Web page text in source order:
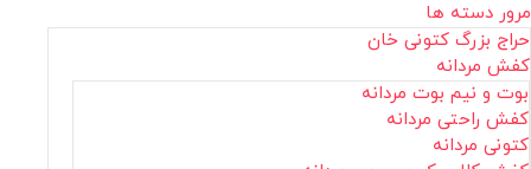
مرور دسته ها
حراج بزرگ کتونی خان
کفش مردانه
بوت و نیم بوت مردانه
کفش راحتی مردانه
کتونی مردانه